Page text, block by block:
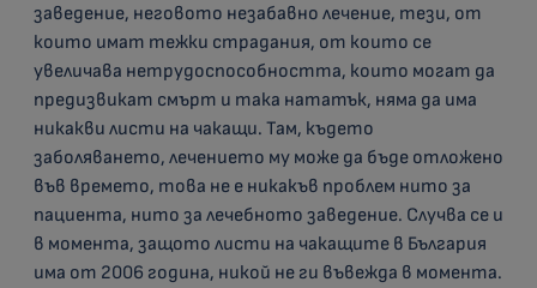
заведение, неговото незабавно лечение, тези, от
които имат тежки страдания, от които се
увеличава нетрудоспособността, които могат да
предизвикат смърт и така нататък, няма да има
никакви листи на чакащи. Там, където
заболяването, лечението му може да бъде отложено
във времето, това не е никакъв проблем нито за
пациента, нито за лечебното заведение. Случва се и
в момента, защото листи на чакащите в България
има от 2006 година, никой не ги въвежда в момента.